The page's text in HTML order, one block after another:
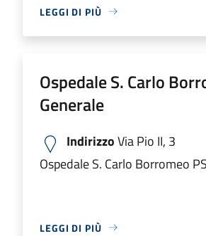
LEGGI DI PIÙ
Ospedale S. Carlo
Generale
IndirizzoVia Pio II, 3
Ospedale S. Carlo Borromeo
LEGGI DI PIÙ